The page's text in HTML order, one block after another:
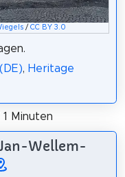
/ CC BY 3.0
, Heritage
Minuten
Wellem-